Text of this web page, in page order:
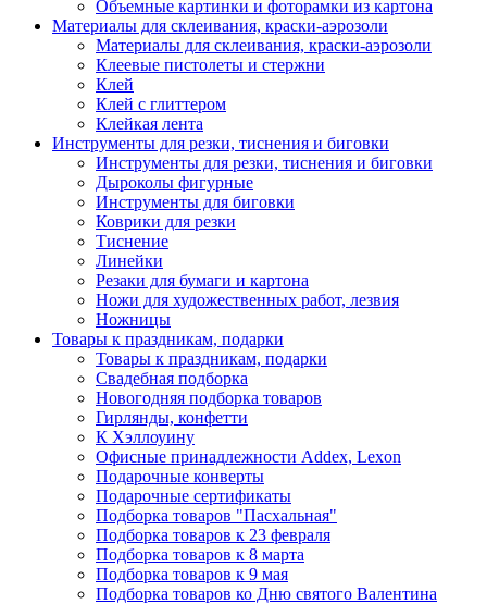
Объемные картинки и фоторамки из картона
Материалы для склеивания, краски-аэрозоли
Материалы для склеивания, краски-аэрозоли
Клеевые пистолеты и стержни
Клей
Клей с глиттером
Клейкая лента
Инструменты для резки, тиснения и биговки
Инструменты для резки, тиснения и биговки
Дыроколы фигурные
Инструменты для биговки
Коврики для резки
Тиснение
Линейки
Резаки для бумаги и картона
Ножи для художественных работ, лезвия
Ножницы
Товары к праздникам, подарки
Товары к праздникам, подарки
Свадебная подборка
Новогодняя подборка товаров
Гирлянды, конфетти
К Хэллоуину
Офисные принадлежности Addex, Lexon
Подарочные конверты
Подарочные сертификаты
Подборка товаров "Пасхальная"
Подборка товаров к 23 февраля
Подборка товаров к 8 марта
Подборка товаров к 9 мая
Подборка товаров ко Дню святого Валентина